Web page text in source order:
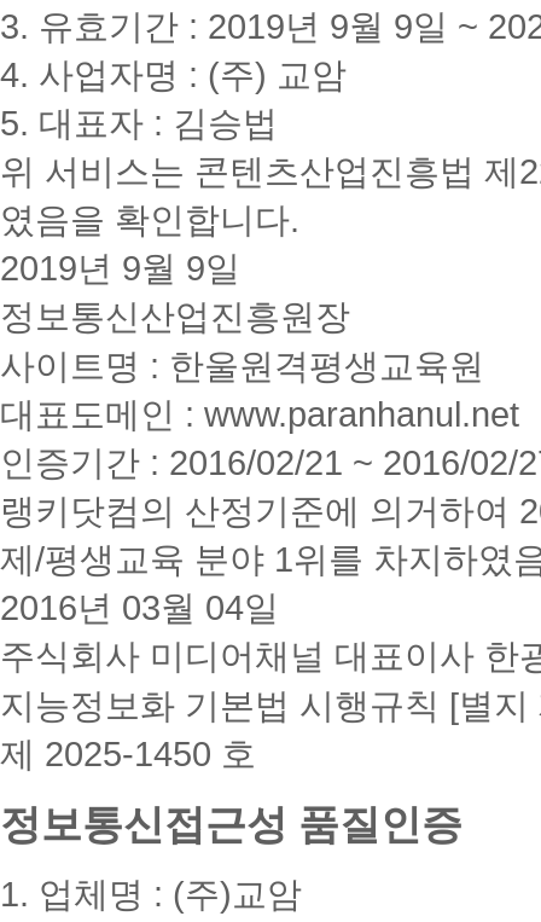
3. 유효기간 : 2019년 9월 9일 ~
4. 사업자명 : (주) 교암
5. 대표자 : 김승법
위 서비스는 콘텐츠산업진흥법 제
였음을 확인합니다.
2019년 9월 9일
정보통신산업진흥원장
사이트명 : 한울원격평생교육원
대표도메인 : www.paranhanul.net
인증기간 : 2016/02/21 ~ 2016/02/
랭키닷컴의 산정기준에 의거하여
제/평생교육 분야 1위를 차지하였
2016년 03월 04일
주식회사 미디어채널 대표이사 한
지능정보화 기본법 시행규칙 [별지
제 2025-1450 호
정보통신접근성 품질인증
1. 업체명 : (주)교암